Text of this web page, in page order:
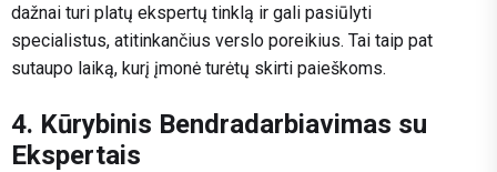
dažnai turi platų ekspertų tinklą ir gali pasiūlyti
specialistus, atitinkančius verslo poreikius. Tai taip pat
sutaupo laiką, kurį įmonė turėtų skirti paieškoms.
4. Kūrybinis Bendradarbiavimas su
Ekspertais